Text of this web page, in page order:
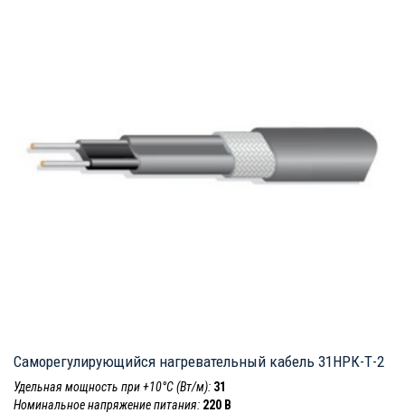
Саморегулирующийся нагревательный кабель 31НРК-Т-2
Удельная мощность при +10°С (Вт/м): 31
Номинальное напряжение питания: 220 В